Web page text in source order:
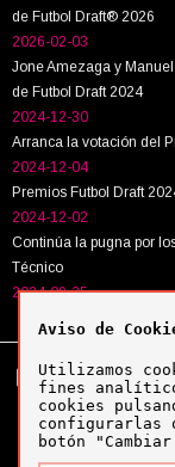
de Futbol Draft® 2026
2026-02-03
Jone Amezaga y
de Futbol Draft 2024
2024-12-30
Arranca la votación del
2024-12-04
Premios Futbol Draft
2024-12-02
Continúa la pugna por
Técnico
2024-09-25
Tel: +34 943 63 40 63
Aviso de
Utilizamos
fines
cookies
configurarlas
botón